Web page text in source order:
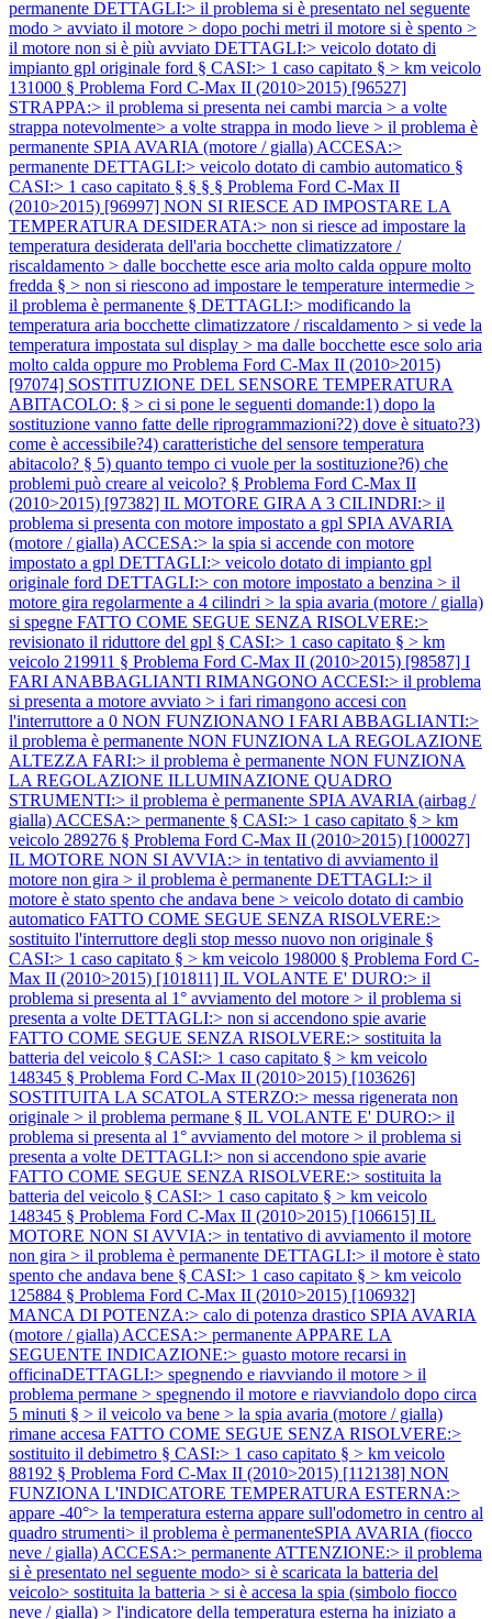
permanente DETTAGLI:> il problema si è presentato nel seguente
modo > avviato il motore > dopo pochi metri il motore si è spento >
il motore non si è più avviato DETTAGLI:> veicolo dotato di
impianto gpl originale ford § CASI:> 1 caso capitato § > km veicolo
131000 § Problema Ford C-Max II (2010>2015) [96527]
STRAPPA:> il problema si presenta nei cambi marcia > a volte
strappa notevolmente> a volte strappa in modo lieve > il problema è
permanente SPIA AVARIA (motore / gialla) ACCESA:>
permanente DETTAGLI:> veicolo dotato di cambio automatico §
CASI:> 1 caso capitato § § § § Problema Ford C-Max II
(2010>2015) [96997] NON SI RIESCE AD IMPOSTARE LA
TEMPERATURA DESIDERATA:> non si riesce ad impostare la
temperatura desiderata dell'aria bocchette climatizzatore /
riscaldamento > dalle bocchette esce aria molto calda oppure molto
fredda § > non si riescono ad impostare le temperature intermedie >
il problema è permanente § DETTAGLI:> modificando la
temperatura aria bocchette climatizzatore / riscaldamento > si vede la
temperatura impostata sul display > ma dalle bocchette esce solo aria
molto calda oppure mo Problema Ford C-Max II (2010>2015)
[97074] SOSTITUZIONE DEL SENSORE TEMPERATURA
ABITACOLO: § > ci si pone le seguenti domande:1) dopo la
sostituzione vanno fatte delle riprogrammazioni?2) dove è situato?3)
come è accessibile?4) caratteristiche del sensore temperatura
abitacolo? § 5) quanto tempo ci vuole per la sostituzione?6) che
problemi può creare al veicolo? § Problema Ford C-Max II
(2010>2015) [97382] IL MOTORE GIRA A 3 CILINDRI:> il
problema si presenta con motore impostato a gpl SPIA AVARIA
(motore / gialla) ACCESA:> la spia si accende con motore
impostato a gpl DETTAGLI:> veicolo dotato di impianto gpl
originale ford DETTAGLI:> con motore impostato a benzina > il
motore gira regolarmente a 4 cilindri > la spia avaria (motore / gialla)
si spegne FATTO COME SEGUE SENZA RISOLVERE:>
revisionato il riduttore del gpl § CASI:> 1 caso capitato § > km
veicolo 219911 § Problema Ford C-Max II (2010>2015) [98587] I
FARI ANABBAGLIANTI RIMANGONO ACCESI:> il problema
si presenta a motore avviato > i fari rimangono accesi con
l'interruttore a 0 NON FUNZIONANO I FARI ABBAGLIANTI:>
il problema è permanente NON FUNZIONA LA REGOLAZIONE
ALTEZZA FARI:> il problema è permanente NON FUNZIONA
LA REGOLAZIONE ILLUMINAZIONE QUADRO
STRUMENTI:> il problema è permanente SPIA AVARIA (airbag /
gialla) ACCESA:> permanente § CASI:> 1 caso capitato § > km
veicolo 289276 § Problema Ford C-Max II (2010>2015) [100027]
IL MOTORE NON SI AVVIA:> in tentativo di avviamento il
motore non gira > il problema è permanente DETTAGLI:> il
motore è stato spento che andava bene > veicolo dotato di cambio
automatico FATTO COME SEGUE SENZA RISOLVERE:>
sostituito l'interruttore degli stop messo nuovo non originale §
CASI:> 1 caso capitato § > km veicolo 198000 § Problema Ford C-
Max II (2010>2015) [101811] IL VOLANTE E' DURO:> il
problema si presenta al 1° avviamento del motore > il problema si
presenta a volte DETTAGLI:> non si accendono spie avarie
FATTO COME SEGUE SENZA RISOLVERE:> sostituita la
batteria del veicolo § CASI:> 1 caso capitato § > km veicolo
148345 § Problema Ford C-Max II (2010>2015) [103626]
SOSTITUITA LA SCATOLA STERZO:> messa rigenerata non
originale > il problema permane § IL VOLANTE E' DURO:> il
problema si presenta al 1° avviamento del motore > il problema si
presenta a volte DETTAGLI:> non si accendono spie avarie
FATTO COME SEGUE SENZA RISOLVERE:> sostituita la
batteria del veicolo § CASI:> 1 caso capitato § > km veicolo
148345 § Problema Ford C-Max II (2010>2015) [106615] IL
MOTORE NON SI AVVIA:> in tentativo di avviamento il motore
non gira > il problema è permanente DETTAGLI:> il motore è stato
spento che andava bene § CASI:> 1 caso capitato § > km veicolo
125884 § Problema Ford C-Max II (2010>2015) [106932]
MANCA DI POTENZA:> calo di potenza drastico SPIA AVARIA
(motore / gialla) ACCESA:> permanente APPARE LA
SEGUENTE INDICAZIONE:> guasto motore recarsi in
officinaDETTAGLI:> spegnendo e riavviando il motore > il
problema permane > spegnendo il motore e riavviandolo dopo circa
5 minuti § > il veicolo va bene > la spia avaria (motore / gialla)
rimane accesa FATTO COME SEGUE SENZA RISOLVERE:>
sostituito il debimetro § CASI:> 1 caso capitato § > km veicolo
88192 § Problema Ford C-Max II (2010>2015) [112138] NON
FUNZIONA L'INDICATORE TEMPERATURA ESTERNA:>
appare -40°> la temperatura esterna appare sull'odometro in centro al
quadro strumenti> il problema è permanenteSPIA AVARIA (fiocco
neve / gialla) ACCESA:> permanente ATTENZIONE:> il problema
si è presentato nel seguente modo> si è scaricata la batteria del
veicolo> sostituita la batteria > si è accesa la spia (simbolo fiocco
neve / gialla) > l'indicatore della temperatura esterna ha iniziato a